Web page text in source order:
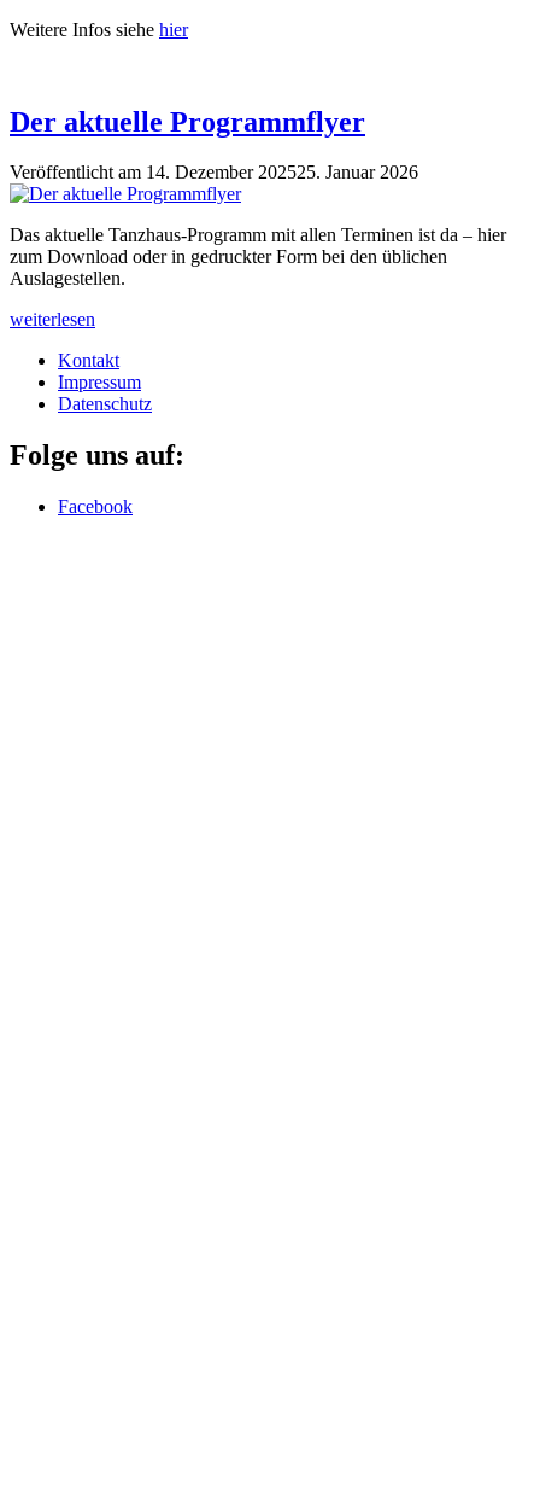
Weitere Infos siehe hier
Der aktuelle Programmflyer
Veröffentlicht am 14. Dezember 202525. Januar 2026
Das aktuelle Tanzhaus-Programm mit allen Terminen ist da – hier
zum Download oder in gedruckter Form bei den üblichen
Auslagestellen.
„Der
Programmflyer“
weiterlesen
Kontakt
Impressum
Datenschutz
Folge uns auf:
Facebook